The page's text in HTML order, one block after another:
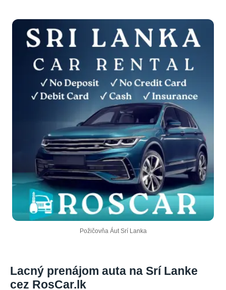
Požičovňa Áut Srí Lanka
Lacný prenájom auta na Srí Lanke
cez RosCar.lk